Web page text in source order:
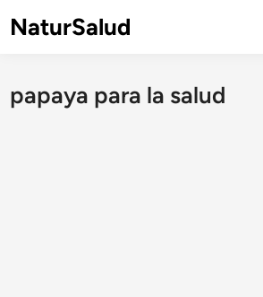
NaturSalud
papaya para la salud